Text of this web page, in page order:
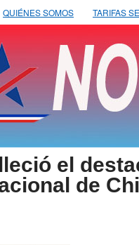
QUIÉNES SOMOS TARIFAS
el
de